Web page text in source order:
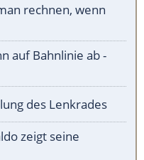
rechnen, wenn
auf Bahnlinie ab -
des Lenkrades
zeigt seine